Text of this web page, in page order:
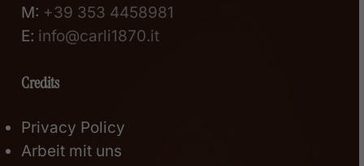
M: +39 353 4458981
E: info@carli1870.it
Credits
Privacy Policy
Arbeit mit uns